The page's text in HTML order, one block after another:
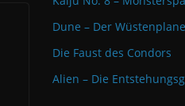
Dune – Der
Die Faust des Condors
Alien – Die